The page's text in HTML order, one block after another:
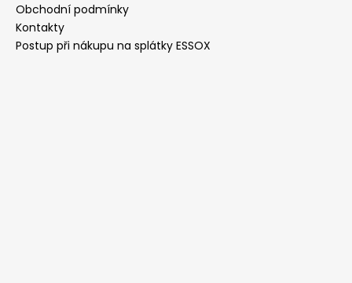
Obchodní podmínky
Kontakty
Postup při nákupu na splátky ESSOX